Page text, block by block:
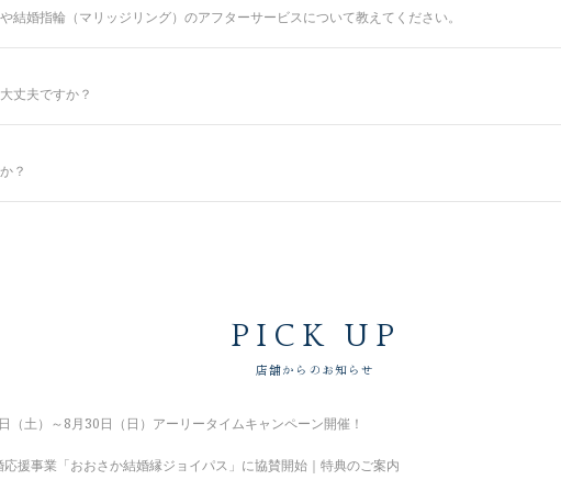
結婚指輪（マリッジリング）のアフターサービスについて教えてください。
丈夫ですか？
記入と婚約指輪（エンゲージリング）・結婚指輪（マリッジリング）を試着頂いたお客様
？
PICK UP
店舗からのお知らせ
（土）～8月30日（日）アーリータイムキャンペーン開催！
応援事業「おおさか結婚縁ジョイパス」に協賛開始｜特典のご案内